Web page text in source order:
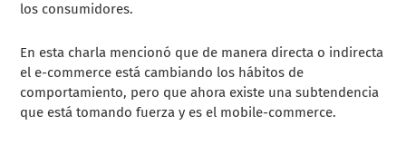
los consumidores.
En esta charla mencionó que de manera directa o indirecta
el e-commerce está cambiando los hábitos de
comportamiento, pero que ahora existe una subtendencia
que está tomando fuerza y es el mobile-commerce.